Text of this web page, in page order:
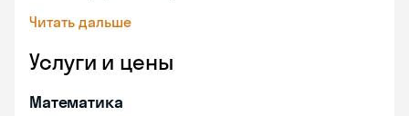
Читать дальше
Услуги и цены
Математика